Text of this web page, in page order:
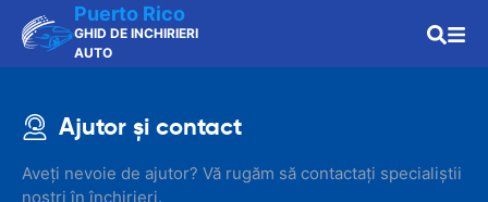
Puerto Rico
GHID DE INCHIRIERI
AUTO
Ajutor și contact
Aveți nevoie de ajutor? Vă rugăm să contactați specialiștii
noștri în închirieri.